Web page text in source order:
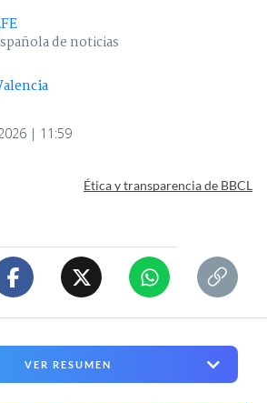
de noticias
| 11:59
Ética y transparencia de BBCL
VER RESUMEN